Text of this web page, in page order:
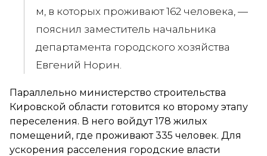
м, в которых проживают 162 человека, —
пояснил заместитель начальника
департамента городского хозяйства
Евгений Норин.
Параллельно министерство строительства
Кировской области готовится ко второму этапу
переселения. В него войдут 178 жилых
помещений, где проживают 335 человек. Для
ускорения расселения городские власти